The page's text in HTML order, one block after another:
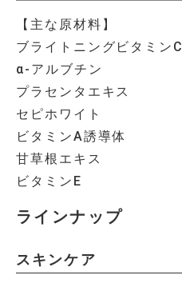
【主な原材料】
ブライトニングビタミンC
α‐アルブチン
プラセンタエキス
セピホワイト
ビタミンA誘導体
甘草根エキス
ビタミンE
ラインナップ
スキンケア